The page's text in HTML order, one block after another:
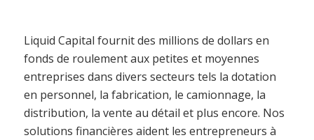
Liquid Capital fournit des millions de dollars en
fonds de roulement aux petites et moyennes
entreprises dans divers secteurs tels la dotation
en personnel, la fabrication, le camionnage, la
distribution, la vente au détail et plus encore. Nos
solutions financières aident les entrepreneurs à